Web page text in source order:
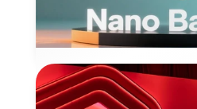
3분만에 이해하는 이미
노바나나(Nano Banana)